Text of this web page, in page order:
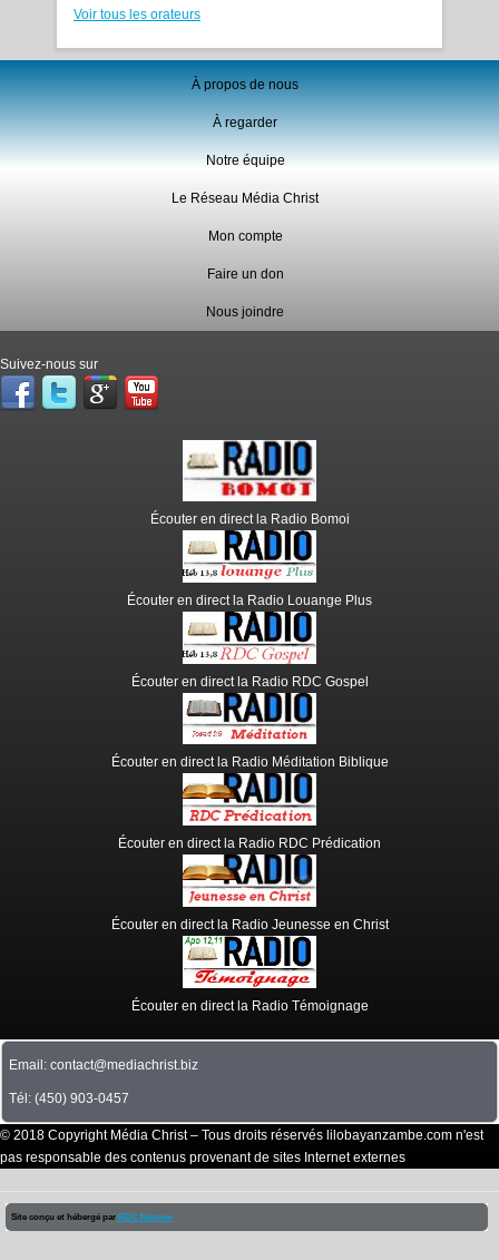
Voir tous les orateurs
À propos de nous
À regarder
Notre équipe
Le Réseau Média Christ
Mon compte
Faire un don
Nous joindre
Suivez-nous sur
Écouter en direct la Radio Bomoi
Écouter en direct la Radio Louange Plus
Écouter en direct la Radio RDC Gospel
Écouter en direct la Radio Méditation Biblique
Écouter en direct la Radio RDC Prédication
Écouter en direct la Radio Jeunesse en Christ
Écouter en direct la Radio Témoignage
Email: contact@mediachrist.biz
Tél: (450) 903-0457
© 2018 Copyright Média Christ – Tous droits réservés lilobayanzambe.com n'est
pas responsable des contenus provenant de sites Internet externes
Site conçu et hébergé par RDC Netcom